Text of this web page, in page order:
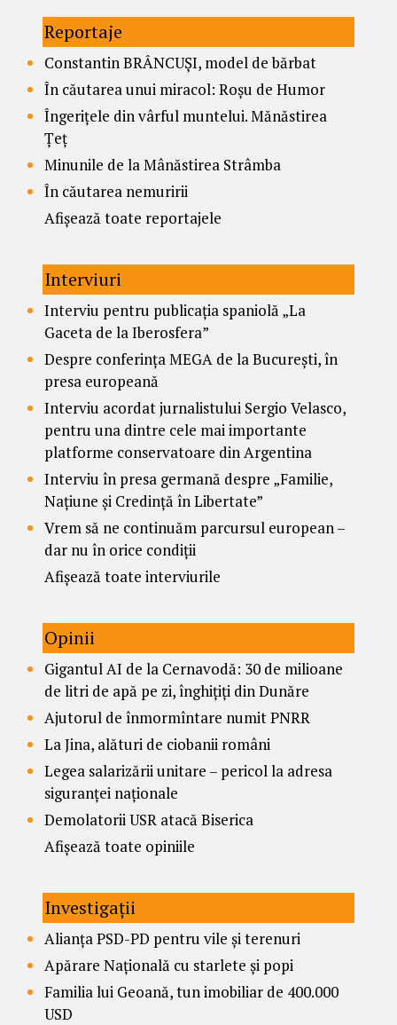
Reportaje
Constantin BRÂNCUȘI, model de bărbat
În căutarea unui miracol: Roșu de Humor
Îngerițele din vârful muntelui. Mănăstirea
Țeț
Minunile de la Mânăstirea Strâmba
În căutarea nemuririi
Afișează toate reportajele
Interviuri
Interviu pentru publicația spaniolă „La
Gaceta de la Iberosfera”
Despre conferința MEGA de la București, în
presa europeană
Interviu acordat jurnalistului Sergio Velasco,
pentru una dintre cele mai importante
platforme conservatoare din Argentina
Interviu în presa germană despre „Familie,
Națiune și Credință în Libertate”
Vrem să ne continuăm parcursul european –
dar nu în orice condiții
Afișează toate interviurile
Opinii
Gigantul AI de la Cernavodă: 30 de milioane
de litri de apă pe zi, înghițiți din Dunăre
Ajutorul de înmormîntare numit PNRR
La Jina, alături de ciobanii români
Legea salarizării unitare – pericol la adresa
siguranței naționale
Demolatorii USR atacă Biserica
Afișează toate opiniile
Investigații
Alianța PSD-PD pentru vile și terenuri
Apărare Națională cu starlete și popi
Familia lui Geoană, tun imobiliar de 400.000
USD